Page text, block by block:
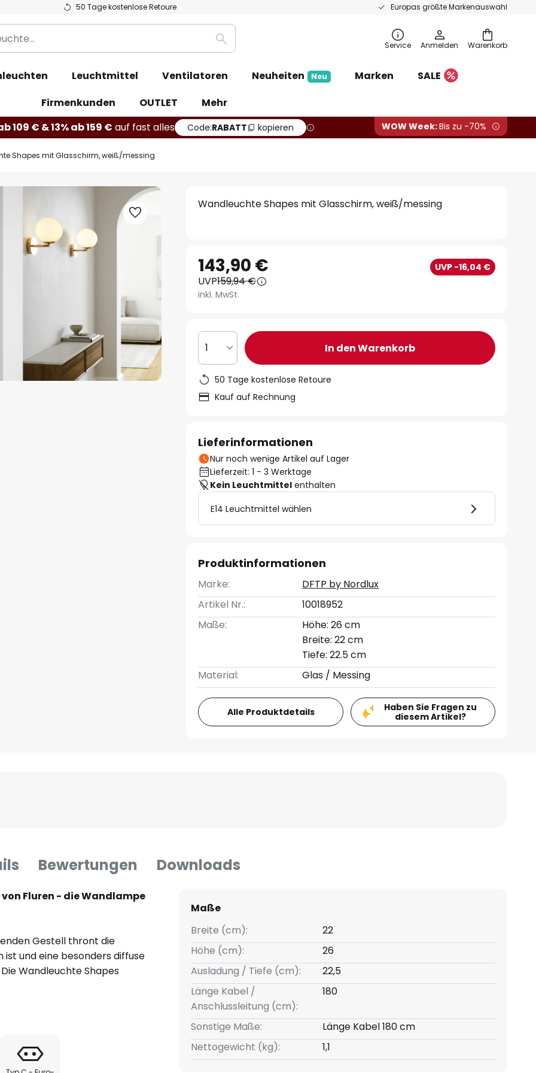
50 Tage kostenlose Retoure Europas größte Markenauswahl
Warenkorb
Suche Service Anmelden
Leuchtmittel Ventilatoren Neuheiten Neu Marken
SALE
Firmenkunden
OUTLET
Mehr
109 € & 13% ab 159 € auf fast alles Code:RABATT kopieren WOW Week:Bis zu -70%
Shapes mit Glasschirm, weiß/messing
Wandleuchte Shapes mit Glasschirm, weiß/messing
143,90 € UVP -16,04 €
UVP159,94 €
inkl. MwSt.
1 In den Warenkorb
50 Tage kostenlose Retoure
Kauf auf Rechnung
Lieferinformationen
Nur noch wenige Artikel auf Lager
Lieferzeit: 1 - 3 Werktage
Kein Leuchtmittel enthalten
E14 Leuchtmittel wählen
Produktinformationen
Marke:
DFTP by Nordlux
Artikel Nr.:
10018952
Maße:
Höhe: 26 cm
Breite: 22 cm
Tiefe: 22.5 cm
Material:
Glas / Messing
Alle Produktdetails
Haben Sie Fragen zu
diesem Artikel?
Bewertungen Downloads
Fluren - die Wandlampe
Gestell thront die
ist und eine besonders diffuse
Wandleuchte Shapes
Designerin Maria Berntsen,
Form des Schirmes
für einen raffinierten
Maße
Breite (cm):
22
Höhe (cm):
26
Ausladung / Tiefe (cm):
22,5
Länge Kabel /
Anschlussleitung (cm):
180
Sonstige Maße:
Länge Kabel 180 cm
Nettogewicht (kg):
1,1